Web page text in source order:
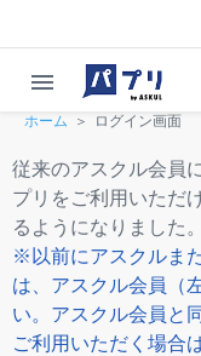
menu
ホーム ログイン画面
従来のアスクル会員
プリをご利用いただ
るようになりました。
※以前にアスクルま
は、アスクル会員（
い。アスクル会員と
ご利用いただく場合は